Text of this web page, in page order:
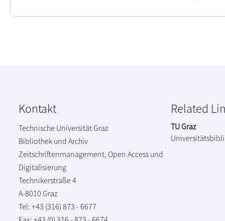
Kontakt
Technische Universität Graz
Bibliothek und Archiv
Zeitschriftenmanagement, Open Access und
Digitalisierung
Technikerstraße 4
A-8010 Graz
Tel: +43 (316) 873 - 6677
Related
TU Graz